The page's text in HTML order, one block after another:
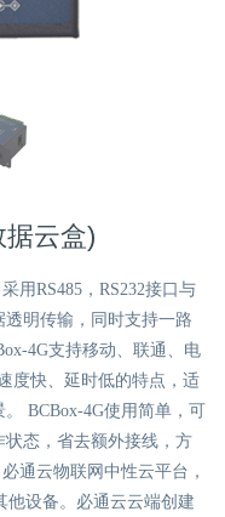
云盒)
用RS485，RS232接口与
明传输，同时支持一路
4G支持移动、联通、电
度快、延时低的特点，适
BCBox-4G使用简单，可
态，省去额外接线，方
通云物联网中性云平台，
他设备。必通云云端创建